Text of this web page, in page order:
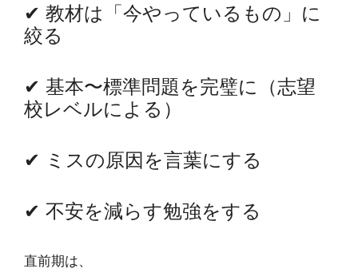
✔ 教材は「今やっているもの」に
絞る
✔ 基本〜標準問題を完璧に（志望
校レベルによる）
✔ ミスの原因を言葉にする
✔ 不安を減らす勉強をする
直前期は、